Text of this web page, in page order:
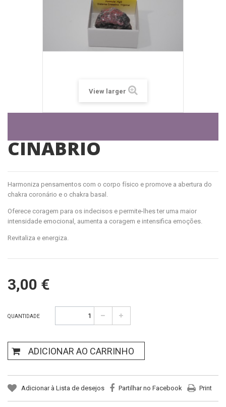
View larger
CINABRIO
Harmoniza pensamentos com o corpo físico e promove a abertura do
chakra coronário e o chakra basal.
Oferece coragem para os indecisos e permite-lhes ter uma maior
intensidade emocional, aumenta a coragem e intensifica emoções.
Revitaliza e energiza.
3,00 €
QUANTIDADE
ADICIONAR AO CARRINHO
Adicionar à Lista de desejos Partilhar no Facebook Print